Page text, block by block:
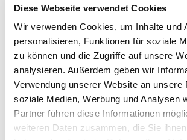
Diese Webseite verwendet Cookies
Wir verwenden Cookies, um Inhalte und
personalisieren, Funktionen für soziale
zu können und die Zugriffe auf unsere
analysieren. Außerdem geben wir
Verwendung unserer Website an unsere
soziale Medien, Werbung und Analysen
Partner führen diese Informationen
weiteren Daten zusammen, die Sie